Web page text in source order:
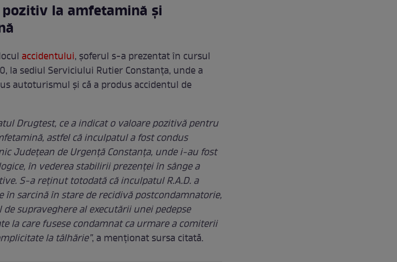
la amfetamină şi
accidentului, șoferul s-a prezentat în cursul
la sediul Serviciului Rutier Constanţa, unde a
autoturismul şi că a produs accidentul de
Drugtest, ce a indicat o valoare pozitivă pentru
astfel că inculpatul a fost condus
Judeţean de Urgenţă Constanţa, unde i-au fost
în vederea stabilirii prezenţei în sânge a
S-a reţinut totodată că inculpatul R.A.D. a
în sarcină în stare de recidivă postcondamnatorie,
supraveghere al executării unei pedepse
la care fusese condamnat ca urmare a comiterii
la tâlhărie”, a menţionat sursa citată.